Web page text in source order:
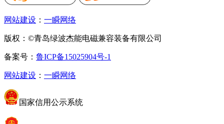
网站建设 ： 一瞬网络
版权：©青岛绿波杰能电磁兼容装备有限公司
备案号： 鲁ICP备15025904号-1
网站建设 ： 一瞬网络
国家信用公示系统